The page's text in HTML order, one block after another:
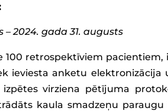
– 2024. gada 31. augusts
100 retrospektīviem
ieviesta anketu
virziena pētījuma
kaula smadzeņu